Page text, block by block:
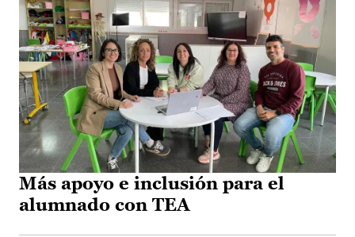
Más apoyo e inclusión para el
alumnado con TEA